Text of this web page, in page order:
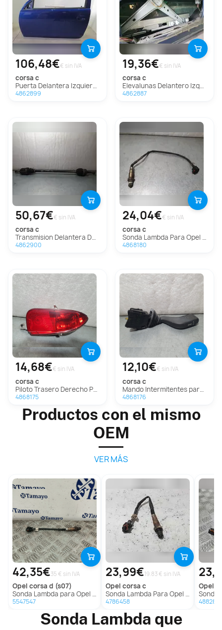
106,48€€ sin IVA
corsa c
Puerta Delantera Izquierda Para Opel Corsa C
4862899
19,36€€ sin IVA
corsa c
Elevalunas Delantero Izquierdo Para Opel Corsa C
4862887
50,67€€ sin IVA
corsa c
Transmision Delantera Derecha Para Opel Corsa C
4862900
24,04€€ sin IVA
corsa c
Sonda Lambda Para Opel Corsa C
4868180
14,68€€ sin IVA
corsa c
Piloto Trasero Derecho Paragolpes para Opel Corsa C
4868175
12,10€€ sin IVA
corsa c
Mando Intermitentes para Opel Corsa C
4868176
Productos con el mismo
OEM
VER MÁS
42,35€35 € sin IVA
opel corsa d (s07)
Sonda Lambda para Opel Corsa D (S07)
5547547
23,99€19.83 € sin IVA
opel corsa c
Sonda Lambda Para Opel Corsa C
4786458
opel
Sonda
Sonda Lambda que